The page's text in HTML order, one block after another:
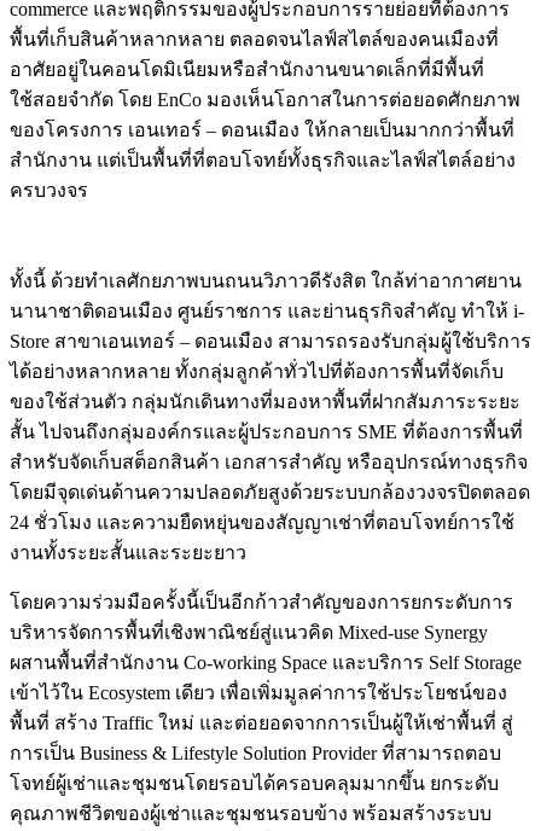
commerce และพฤติกรรมของผู้ประกอบการรายย่อยที่ต้องการ
พื้นที่เก็บสินค้าหลากหลาย ตลอดจนไลฟ์สไตล์ของคนเมืองที่
อาศัยอยู่ในคอนโดมิเนียมหรือสำนักงานขนาดเล็กที่มีพื้นที่
ใช้สอยจำกัด โดย EnCo มองเห็นโอกาสในการต่อยอดศักยภาพ
ของโครงการ เอนเทอร์ – ดอนเมือง ให้กลายเป็นมากกว่าพื้นที่
สำนักงาน แต่เป็นพื้นที่ที่ตอบโจทย์ทั้งธุรกิจและไลฟ์สไตล์อย่าง
ครบวงจร
ทั้งนี้ ด้วยทำเลศักยภาพบนถนนวิภาวดีรังสิต ใกล้ท่าอากาศยาน
นานาชาติดอนเมือง ศูนย์ราชการ และย่านธุรกิจสำคัญ ทำให้ i-
Store สาขาเอนเทอร์ – ดอนเมือง สามารถรองรับกลุ่มผู้ใช้บริการ
ได้อย่างหลากหลาย ทั้งกลุ่มลูกค้าทั่วไปที่ต้องการพื้นที่จัดเก็บ
ของใช้ส่วนตัว กลุ่มนักเดินทางที่มองหาพื้นที่ฝากสัมภาระระยะ
สั้น ไปจนถึงกลุ่มองค์กรและผู้ประกอบการ SME ที่ต้องการพื้นที่
สำหรับจัดเก็บสต็อกสินค้า เอกสารสำคัญ หรืออุปกรณ์ทางธุรกิจ
โดยมีจุดเด่นด้านความปลอดภัยสูงด้วยระบบกล้องวงจรปิดตลอด
24 ชั่วโมง และความยืดหยุ่นของสัญญาเช่าที่ตอบโจทย์การใช้
งานทั้งระยะสั้นและระยะยาว
โดยความร่วมมือครั้งนี้เป็นอีกก้าวสำคัญของการยกระดับการ
บริหารจัดการพื้นที่เชิงพาณิชย์สู่แนวคิด Mixed-use Synergy
ผสานพื้นที่สำนักงาน Co-working Space และบริการ Self Storage
เข้าไว้ใน Ecosystem เดียว เพื่อเพิ่มมูลค่าการใช้ประโยชน์ของ
พื้นที่ สร้าง Traffic ใหม่ และต่อยอดจากการเป็นผู้ให้เช่าพื้นที่ สู่
การเป็น Business & Lifestyle Solution Provider ที่สามารถตอบ
โจทย์ผู้เช่าและชุมชนโดยรอบได้ครอบคลุมมากขึ้น ยกระดับ
คุณภาพชีวิตของผู้เช่าและชุมชนรอบข้าง พร้อมสร้างระบบ